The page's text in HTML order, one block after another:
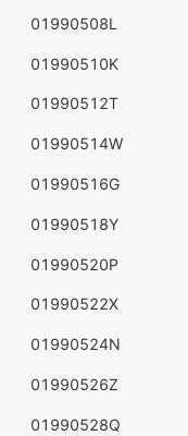
01990508L
01990510K
01990512T
01990514W
01990516G
01990518Y
01990520P
01990522X
01990524N
01990526Z
01990528Q